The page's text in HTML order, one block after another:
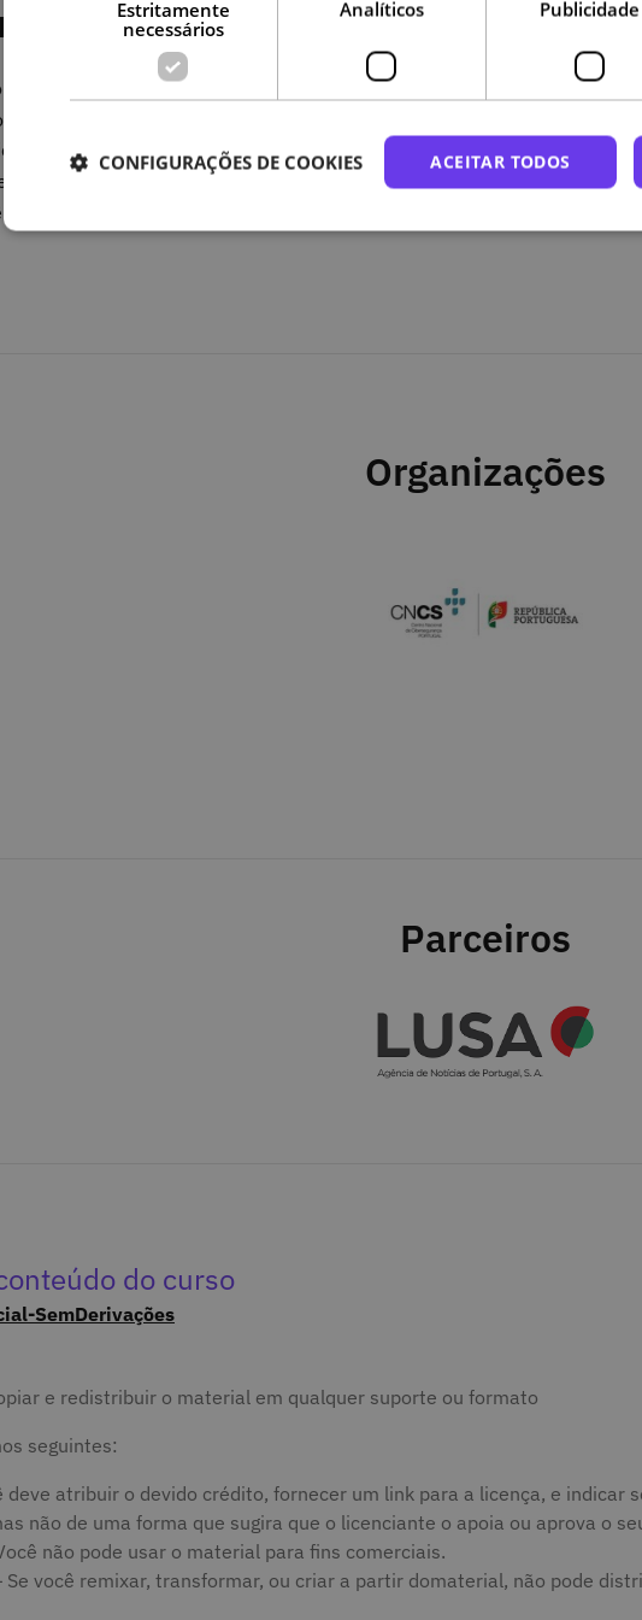
news"?
as "fake news"?
uma "notícia" falsa?
para não ser cúmplice das "fake news"?
mesmo: analise uma notícia e ajude a construir uma ferramenta contra
Organizações
Parceiros
do curso
SemDerivações
e redistribuir o material em qualquer suporte ou formato
seguintes:
atribuir o devido crédito, fornecer um link para a licença, e indicar
não de uma forma que sugira que o licenciante o apoia ou aprova o
não pode usar o material para fins comerciais.
Se você remixar, transformar, ou criar a partir domaterial, não pode
Estritamente
necessários
Analíticos Publicidade
ACEITAR TODOS
CONFIGURAÇÕES DE COOKIES